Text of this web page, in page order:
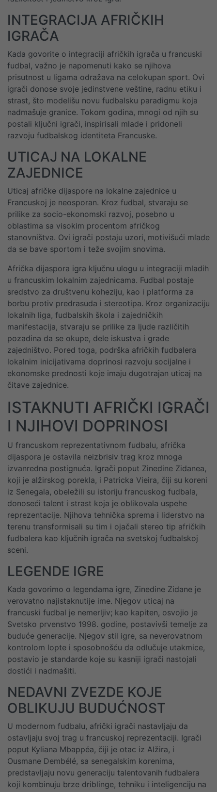
INTEGRACIJA AFRIČKIH
IGRAČA
Kada govorite o integraciji afričkih igrača u francuski
fudbal, važno je napomenuti kako se njihova
prisutnost u ligama odražava na celokupan sport. Ovi
igrači donose svoje jedinstvene veštine, radnu etiku i
strast, što modelišu novu fudbalsku paradigmu koja
nadmašuje granice. Tokom godina, mnogi od njih su
postali ključni igrači, inspirisali mlade i pridoneli
razvoju fudbalskog identiteta Francuske.
UTICAJ NA LOKALNE
ZAJEDNICE
Uticaj afričke dijaspore na lokalne zajednice u
Francuskoj je neosporan. Kroz fudbal, stvaraju se
prilike za socio-ekonomski razvoj, posebno u
oblastima sa visokim procentom afričkog
stanovništva. Ovi igrači postaju uzori, motivišući mlade
da se bave sportom i teže svojim snovima.
Afrička dijaspora igra ključnu ulogu u integraciji mladih
u francuskim lokalnim zajednicama. Fudbal postaje
sredstvo za društvenu koheziju, kao i platforma za
borbu protiv predrasuda i stereotipa. Kroz organizaciju
lokalnih liga, fudbalskih škola i zajedničkih
manifestacija, stvaraju se prilike za ljude različitih
pozadina da se okupe, dele iskustva i grade
zajedništvo. Pored toga, podrška afričkih fudbalera
lokalnim inicijativama doprinosi razvoju socijalne i
ekonomske prednosti koje imaju dugotrajan uticaj na
čitave zajednice.
ISTAKNUTI AFRIČKI IGRAČI
I NJIHOVI DOPRINOSI
U francuskom reprezentativnom fudbalu, afrička
dijaspora je ostavila neizbrisiv trag kroz mnoga
izvanredna postignuća. Igrači poput Zinedine Zidanea,
koji je alžirskog porekla, i Patricka Vieira, čiji su koreni
iz Senegala, obeležili su istoriju francuskog fudbala,
donoseći talent i strast koja je oblikovala uspehe
reprezentacije. Njihova tehnička sprema i liderstvo na
terenu transformisali su tim i ojačali stereo tip afričkih
fudbalera kao ključnih igrača na svetskoj fudbalskoj
sceni.
LEGENDE IGRE
Kada govorimo o legendama igre, Zinedine Zidane je
verovatno najistaknutije ime. Njegov uticaj na
francuski fudbal je nemerljiv; kao kapiten, osvojio je
Svetsko prvenstvo 1998. godine, postavivši temelje za
buduće generacije. Njegov stil igre, sa neverovatnom
kontrolom lopte i sposobnošću da odlučuje utakmice,
postavio je standarde koje su kasniji igrači nastojali
dostići i nadmašiti.
NEDAVNI ZVEZDE KOJE
OBLIKUJU BUDUĆNOST
U modernom fudbalu, afrički igrači nastavljaju da
ostavljaju svoj trag u francuskoj reprezentaciji. Igrači
poput Kyliana Mbappéa, čiji je otac iz Alžira, i
Ousmane Dembélé, sa senegalskim korenima,
predstavljaju novu generaciju talentovanih fudbalera
koji kombinuju brze driblinge, tehniku i inteligenciju na